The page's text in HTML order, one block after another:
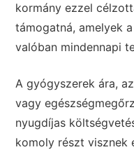
kormány ezzel
támogatná, amelyek
valóban mindennapi
A gyógyszerek ára,
vagy
nyugdíjas
komoly részt visznek